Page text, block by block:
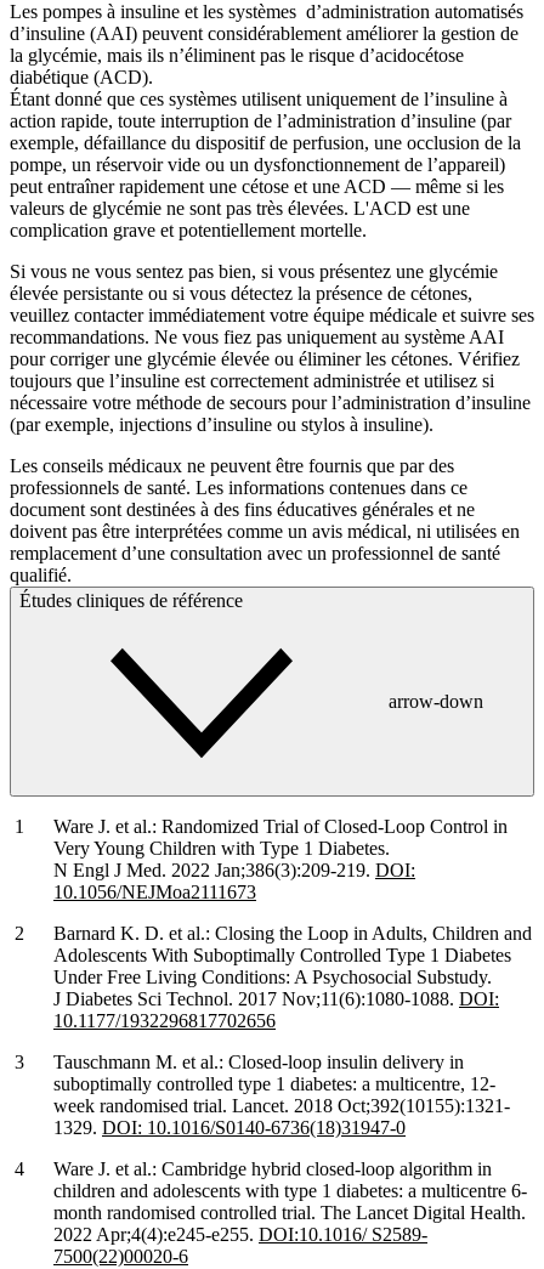
Les pompes à insuline et les systèmes d’administration automatisés
d’insuline (AAI) peuvent considérablement améliorer la gestion de
la glycémie, mais ils n’éliminent pas le risque d’acidocétose
diabétique (ACD).
Étant donné que ces systèmes utilisent uniquement de l’insuline à
action rapide, toute interruption de l’administration d’insuline (par
exemple, défaillance du dispositif de perfusion, une occlusion de la
pompe, un réservoir vide ou un dysfonctionnement de l’appareil)
peut entraîner rapidement une cétose et une ACD — même si les
valeurs de glycémie ne sont pas très élevées. L'ACD est une
complication grave et potentiellement mortelle.
Si vous ne vous sentez pas bien, si vous présentez une glycémie
élevée persistante ou si vous détectez la présence de cétones,
veuillez contacter immédiatement votre équipe médicale et suivre ses
recommandations. Ne vous fiez pas uniquement au système AAI
pour corriger une glycémie élevée ou éliminer les cétones. Vérifiez
toujours que l’insuline est correctement administrée et utilisez si
nécessaire votre méthode de secours pour l’administration d’insuline
(par exemple, injections d’insuline ou stylos à insuline).
Les conseils médicaux ne peuvent être fournis que par des
professionnels de santé. Les informations contenues dans ce
document sont destinées à des fins éducatives générales et ne
doivent pas être interprétées comme un avis médical, ni utilisées en
remplacement d’une consultation avec un professionnel de santé
qualifié.
Études cliniques de référence
arrow-down
Ware J. et al.: Randomized Trial of Closed-Loop Control in
Very Young Children with Type 1 Diabetes.
N Engl J Med. 2022 Jan;386(3):209-219. DOI:
10.1056/NEJMoa2111673
Barnard K. D. et al.: Closing the Loop in Adults, Children and
Adolescents With Suboptimally Controlled Type 1 Diabetes
Under Free Living Conditions: A Psychosocial Substudy.
J Diabetes Sci Technol. 2017 Nov;11(6):1080-1088. DOI:
10.1177/1932296817702656
Tauschmann M. et al.: Closed-loop insulin delivery in
suboptimally controlled type 1 diabetes: a multicentre, 12-
week randomised trial. Lancet. 2018 Oct;392(10155):1321-
1329. DOI: 10.1016/S0140-6736(18)31947-0
Ware J. et al.: Cambridge hybrid closed-loop algorithm in
children and adolescents with type 1 diabetes: a multicentre 6-
month randomised controlled trial. The Lancet Digital Health.
2022 Apr;4(4):e245-e255. DOI:10.1016/ S2589-
7500(22)00020-6